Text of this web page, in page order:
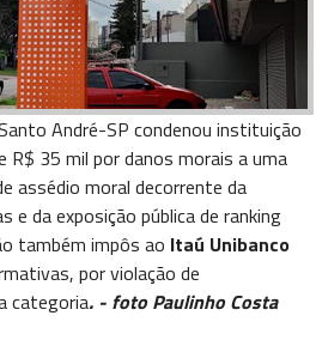
André-SP condenou instituição
R$ 35 mil por danos morais a uma
assédio moral decorrente da
e da exposição pública de ranking
também impôs ao Itaú Unibanco
por violação de
categoria. - foto Paulinho Costa